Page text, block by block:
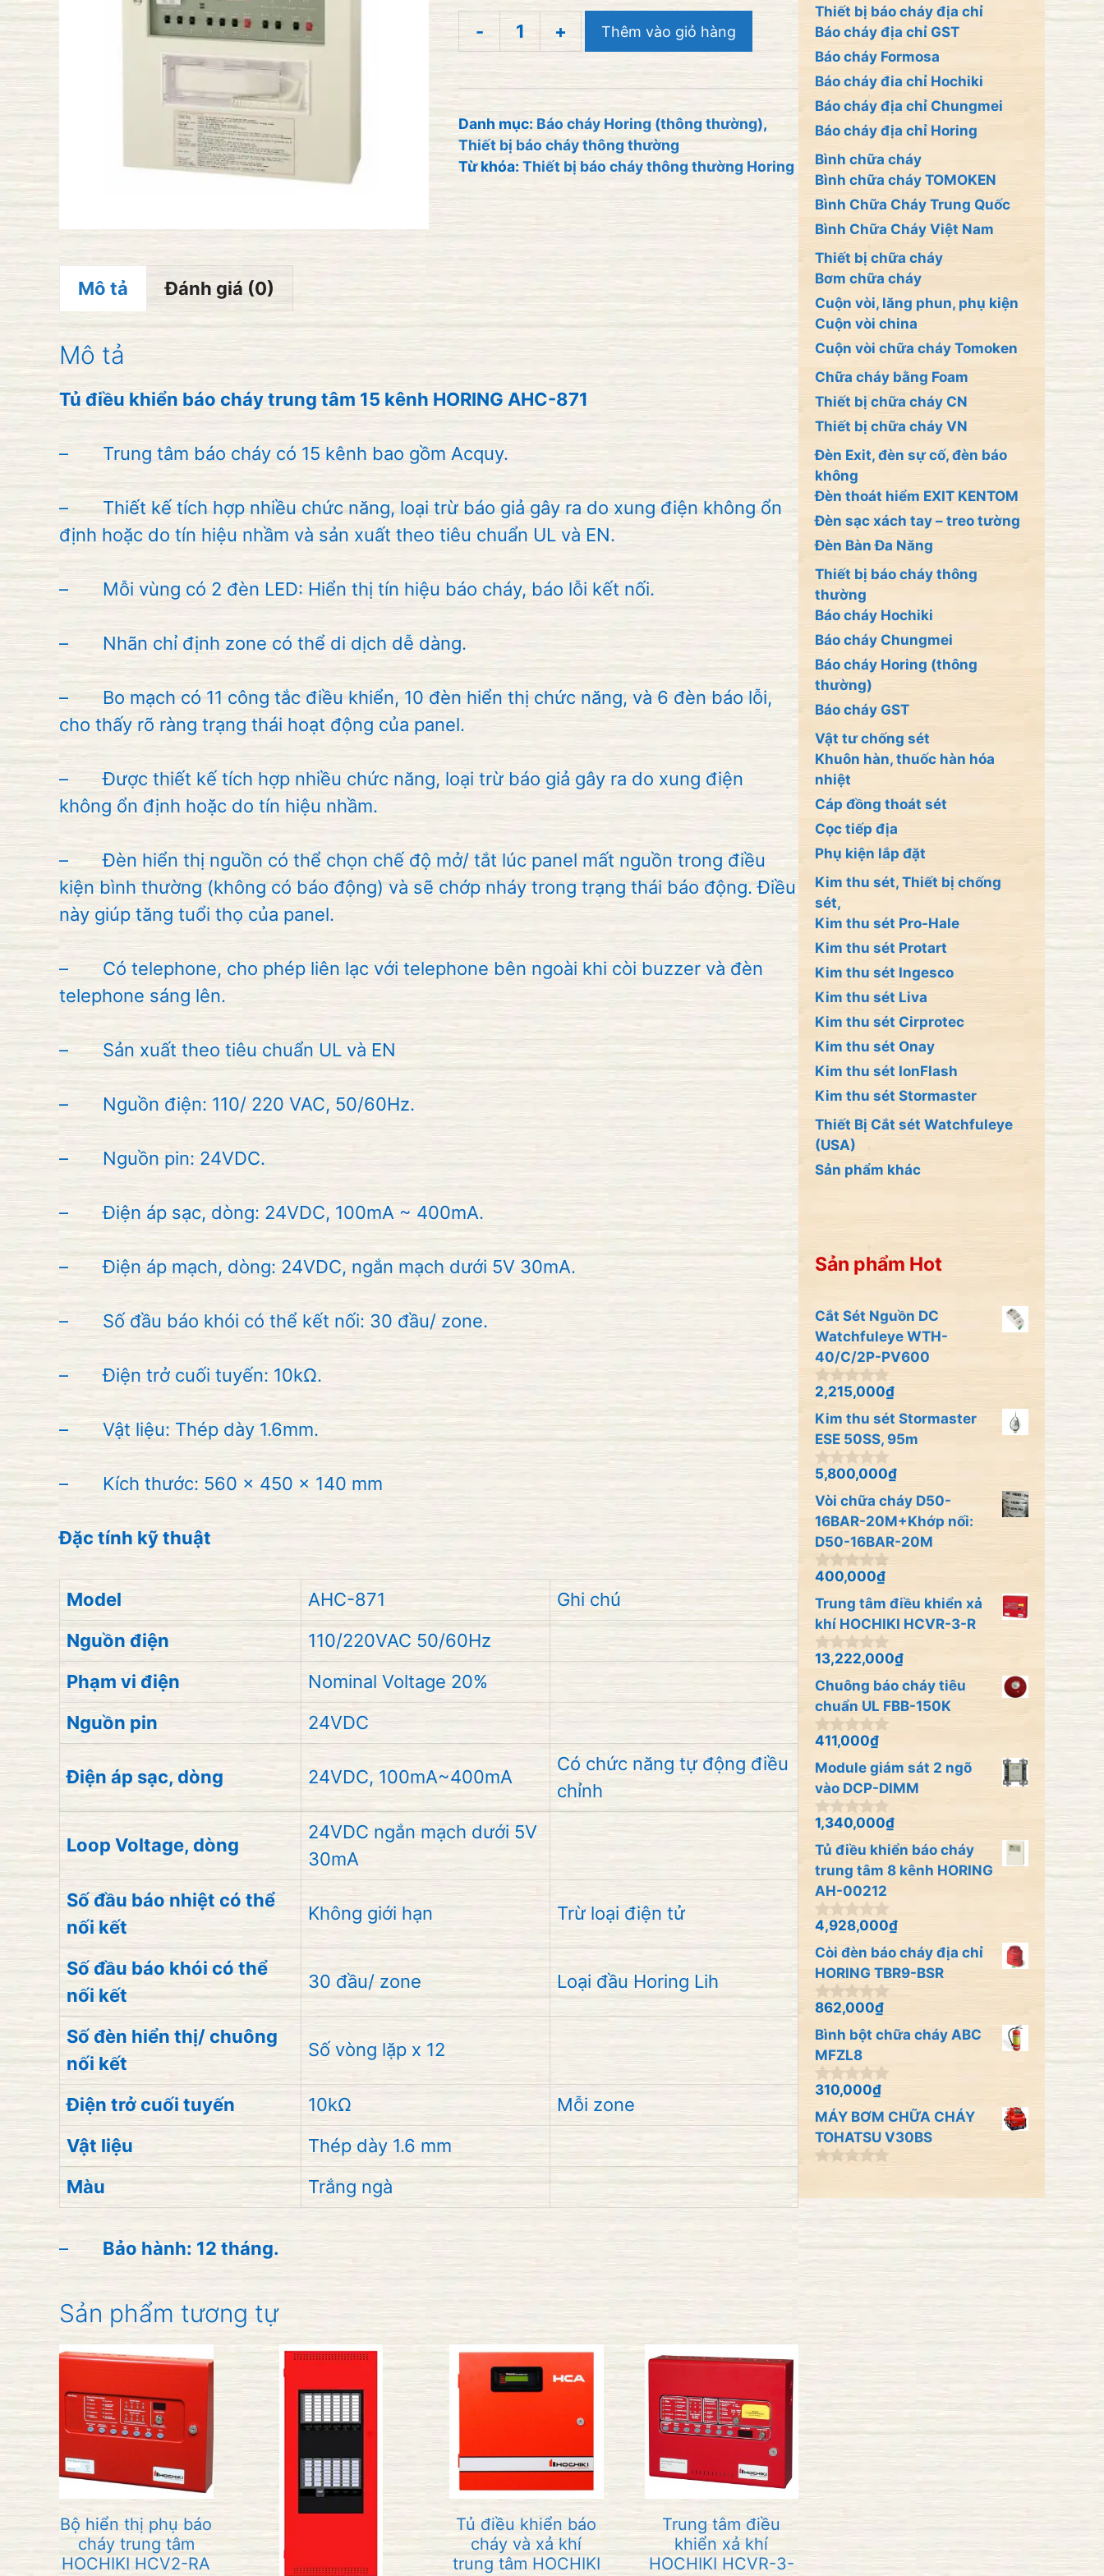
-
Tủ
báo
cháy
trung
AHC-
lượng
+ Thêm vào giỏ hàng
Danh mục: Báo cháy Horing (thông thường),
Thiết bị báo cháy thông thường
Từ khóa: Thiết bị báo cháy thông thường Horing
Mô tả Đánh giá (0)
Mô tả
Tủ điều khiển báo cháy trung tâm 15 kênh HORING AHC-871
– Trung tâm báo cháy có 15 kênh bao gồm Acquy.
– Thiết kế tích hợp nhiều chức năng, loại trừ báo giả gây ra do xung điện không ổn
định hoặc do tín hiệu nhầm và sản xuất theo tiêu chuẩn UL và EN.
– Mỗi vùng có 2 đèn LED: Hiển thị tín hiệu báo cháy, báo lỗi kết nối.
– Nhãn chỉ định zone có thể di dịch dễ dàng.
– Bo mạch có 11 công tắc điều khiển, 10 đèn hiển thị chức năng, và 6 đèn báo lỗi,
cho thấy rõ ràng trạng thái hoạt động của panel.
– Được thiết kế tích hợp nhiều chức năng, loại trừ báo giả gây ra do xung điện
không ổn định hoặc do tín hiệu nhầm.
– Đèn hiển thị nguồn có thể chọn chế độ mở/ tắt lúc panel mất nguồn trong điều
kiện bình thường (không có báo động) và sẽ chớp nháy trong trạng thái báo động. Điều
này giúp tăng tuổi thọ của panel.
– Có telephone, cho phép liên lạc với telephone bên ngoài khi còi buzzer và đèn
telephone sáng lên.
– Sản xuất theo tiêu chuẩn UL và EN
– Nguồn điện: 110/ 220 VAC, 50/60Hz.
– Nguồn pin: 24VDC.
– Điện áp sạc, dòng: 24VDC, 100mA ~ 400mA.
– Điện áp mạch, dòng: 24VDC, ngắn mạch dưới 5V 30mA.
– Số đầu báo khói có thể kết nối: 30 đầu/ zone.
– Điện trở cuối tuyến: 10kΩ.
– Vật liệu: Thép dày 1.6mm.
– Kích thước: 560 x 450 x 140 mm
Đặc tính kỹ thuật
Model AHC-871
Ghi chú
Nguồn điện
110/220VAC 50/60Hz
Phạm vi điện
Nominal Voltage 20%
Nguồn pin
24VDC
Điện áp sạc, dòng 24VDC, 100mA~400mA
Có chức năng tự động điều
chỉnh
Loop Voltage, dòng
24VDC ngắn mạch dưới 5V
30mA
Số đầu báo nhiệt có thể
nối kết
Không giới hạn Trừ loại điện tử
Số đầu báo khói có thể
nối kết
30 đầu/ zone Loại đầu Horing Lih
Số đèn hiển thị/ chuông
nối kết
Số vòng lặp x 12
Điện trở cuối tuyến 10kΩ
Mỗi zone
Vật liệu
Thép dày 1.6 mm
Màu
Trắng ngà
– Bảo hành: 12 tháng.
Sản phẩm tương tự
Bộ hiển thị phụ báo
cháy trung tâm
HOCHIKI HCV2-RA
Tủ điều khiển báo
cháy và xả khí
trung tâm HOCHIKI
Trung tâm điều
khiển xả khí
HOCHIKI HCVR-3-
Thiết bị báo cháy địa chỉ
Báo cháy địa chỉ GST
Báo cháy Formosa
Báo cháy đia chỉ Hochiki
Báo cháy địa chỉ Chungmei
Báo cháy địa chỉ Horing
Bình chữa cháy
Bình chữa cháy TOMOKEN
Bình Chữa Cháy Trung Quốc
Bình Chữa Cháy Việt Nam
Thiết bị chữa cháy
Bơm chữa cháy
Cuộn vòi, lăng phun, phụ kiện
Cuộn vòi china
Cuộn vòi chữa cháy Tomoken
Chữa cháy bằng Foam
Thiết bị chữa cháy CN
Thiết bị chữa cháy VN
Đèn Exit, đèn sự cố, đèn báo
không
Đèn thoát hiểm EXIT KENTOM
Đèn sạc xách tay – treo tường
Đèn Bàn Đa Năng
Thiết bị báo cháy thông
thường
Báo cháy Hochiki
Báo cháy Chungmei
Báo cháy Horing (thông
thường)
Báo cháy GST
Vật tư chống sét
Khuôn hàn, thuốc hàn hóa
nhiệt
Cáp đồng thoát sét
Cọc tiếp địa
Phụ kiện lắp đặt
Kim thu sét, Thiết bị chống
sét,
Kim thu sét Pro-Hale
Kim thu sét Protart
Kim thu sét Ingesco
Kim thu sét Liva
Kim thu sét Cirprotec
Kim thu sét Onay
Kim thu sét IonFlash
Kim thu sét Stormaster
Thiết Bị Cắt sét Watchfuleye
(USA)
Sản phẩm khác
Sản phẩm Hot
Cắt Sét Nguồn DC
Watchfuleye WTH-
40/C/2P-PV600
0
n
g
o
à
i
5
2,215,000₫
Kim thu sét Stormaster
ESE 50SS, 95m
0
n
g
o
à
i
5
5,800,000₫
Vòi chữa cháy D50-
16BAR-20M+Khớp nối:
D50-16BAR-20M
0
n
g
o
à
i
5
400,000₫
Trung tâm điều khiển xả
khí HOCHIKI HCVR-3-R
0
n
g
o
à
i
5
13,222,000₫
Chuông báo cháy tiêu
chuẩn UL FBB-150K
0
n
g
o
à
i
5
411,000₫
Module giám sát 2 ngõ
vào DCP-DIMM
0
n
g
o
à
i
5
1,340,000₫
Tủ điều khiển báo cháy
trung tâm 8 kênh HORING
AH-00212
0
n
g
o
à
i
5
4,928,000₫
Còi đèn báo cháy địa chỉ
HORING TBR9-BSR
0
n
g
o
à
i
5
862,000₫
Bình bột chữa cháy ABC
MFZL8
0
n
g
o
à
i
310,000₫
MÁY BƠM CHỮA CHÁY
TOHATSU V30BS